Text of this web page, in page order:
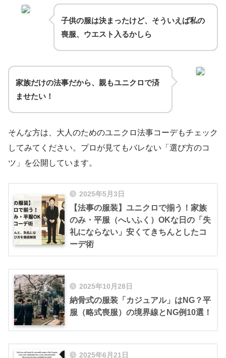
子供の服は決まったけど、そういえば私の
喪服、ウエスト入るかしら
家族だけの法事だから、親もユニクロで済
ませたい！
そんな方は、大人のためのユニクロ法事コーデもチェック
してみてください。プロが見てもバレない「選び方のコ
ツ」を公開しています。
2025年5月3日
【法事の服装】ユニクロで揃う！家族
のみ・平服（へいふく）OKな日の「失
礼にならない」安くてきちんとしたコ
ーデ術
2025年10月28日
納骨式の服装「カジュアル」はNG？平
服（略式喪服）の境界線とNG例10選！
2025年6月21日